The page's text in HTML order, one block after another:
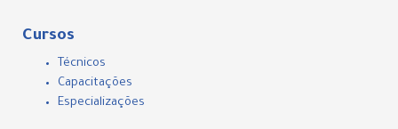
Cursos
Técnicos
Capacitações
Especializações